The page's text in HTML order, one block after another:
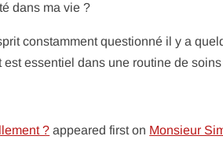
dans ma vie ?
constamment questionné il y a
essentiel dans une routine de
? appeared first on Monsieur